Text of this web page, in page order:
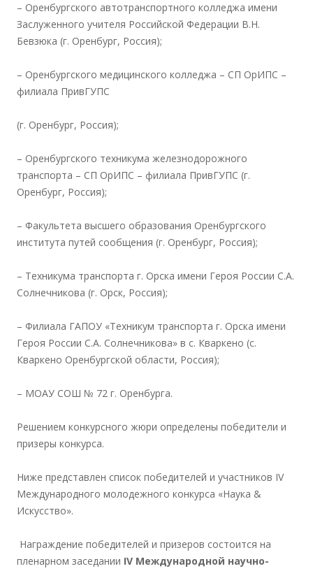
– Оренбургского автотранспортного колледжа имени
Заслуженного учителя Российской Федерации В.Н.
Бевзюка (г. Оренбург, Россия);
– Оренбургского медицинского колледжа – СП ОрИПС –
филиала ПривГУПС
(г. Оренбург, Россия);
– Оренбургского техникума железнодорожного
транспорта – СП ОрИПС – филиала ПривГУПС (г.
Оренбург, Россия);
– Факультета высшего образования Оренбургского
института путей сообщения (г. Оренбург, Россия);
– Техникума транспорта г. Орска имени Героя России С.А.
Солнечникова (г. Орск, Россия);
– Филиала ГАПОУ «Техникум транспорта г. Орска имени
Героя России С.А. Солнечникова» в с. Кваркено (с.
Кваркено Оренбургской области, Россия);
– МОАУ СОШ № 72 г. Оренбурга.
Решением конкурсного жюри определены победители и
призеры конкурса.
Ниже представлен список победителей и участников IV
Международного молодежного конкурса «Наука &
Искусство».
Награждение победителей и призеров состоится на
пленарном заседании IV Международной научно-